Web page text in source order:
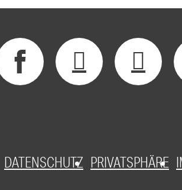
DATENSCHUTZ PRIVATSPHÄRE